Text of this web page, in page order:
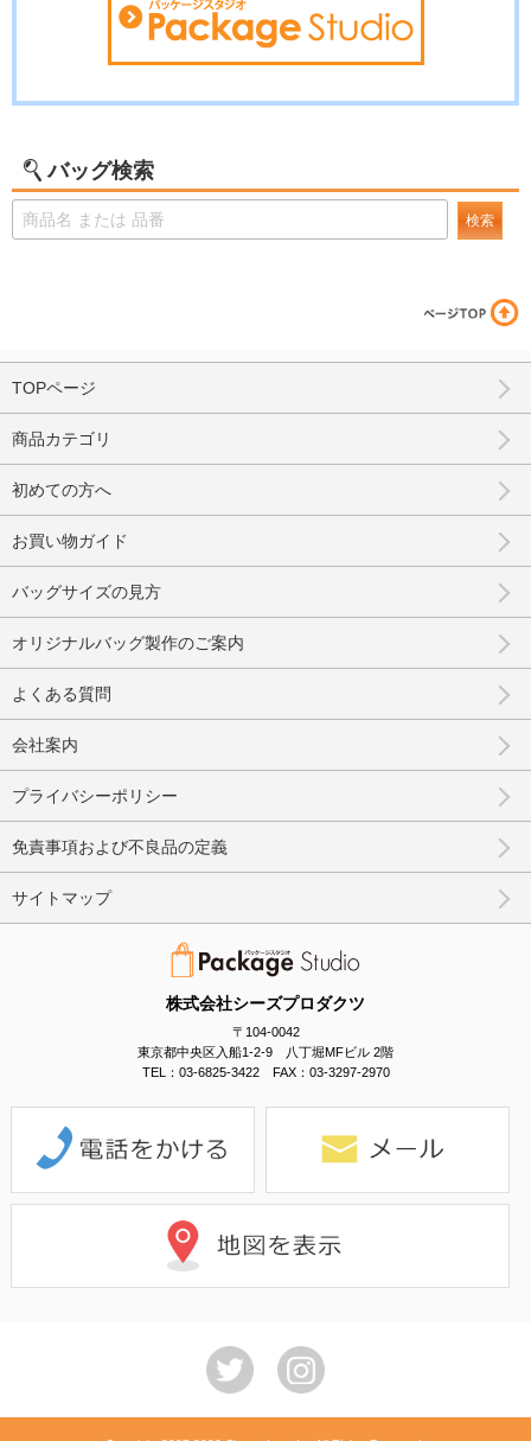
バッグ検索
検索
株式会社シーズプロダクツ
〒104-0042
東京都中央区入船1-2-9 八丁堀MFビル 2階
TEL：03-6825-3422 FAX：03-3297-2970
TOPページ
商品カテゴリ
初めての方へ
お買い物ガイド
バッグサイズの見方
オリジナルバッグ製作のご案内
よくある質問
会社案内
プライバシーポリシー
免責事項および不良品の定義
サイトマップ